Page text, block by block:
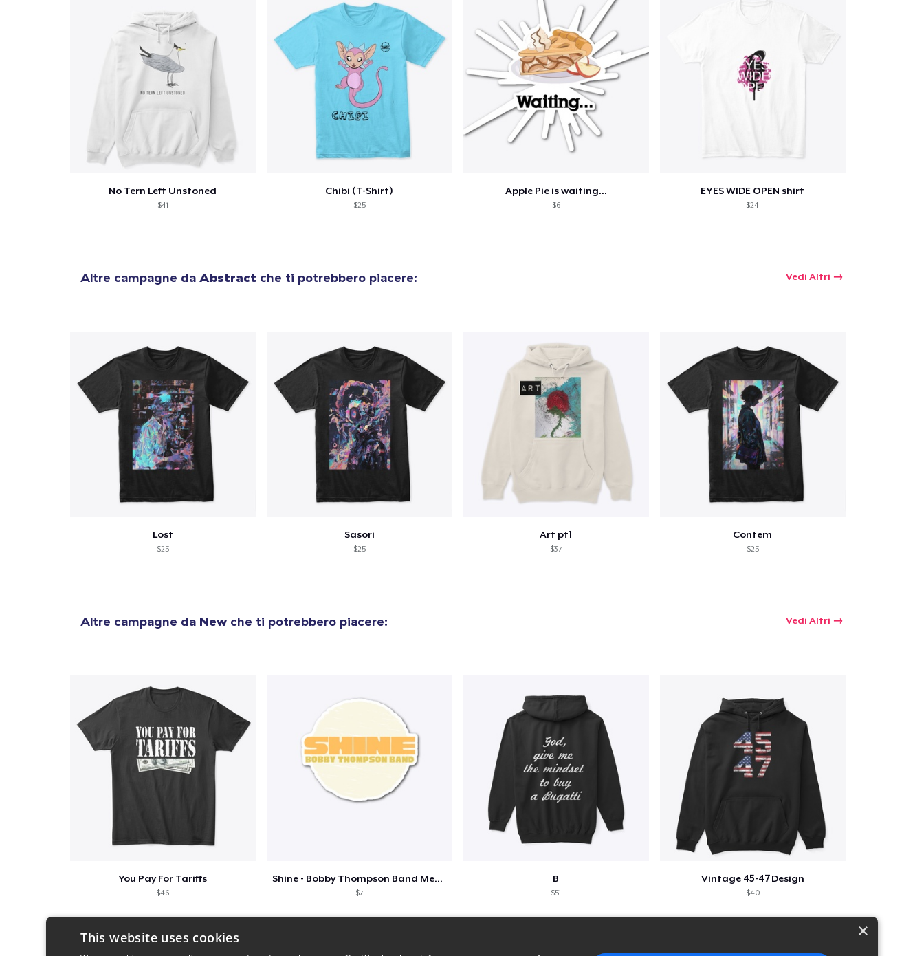
No Tern Left Unstoned
$41
Chibi (T-Shirt)
$25
Apple Pie is waiting...
$6
EYES WIDE OPEN shirt
$24
Altre campagne da Abstract che ti potrebbero piacere: Vedi Altri
Lost
$25
Sasori
$25
Art pt1
$37
Contem
$25
Altre campagne da Newche ti potrebbero piacere: Vedi Altri
You Pay For Tariffs
$46
Shine - Bobby Thompson Band Merch
$7
B
$51
Vintage 45-47 Design
$40
Unisex Classic Pullover Hoodie
Unisex Premium Pullover Hoodie
40,99 USD
Women's Classic Tee
×
This website uses cookies